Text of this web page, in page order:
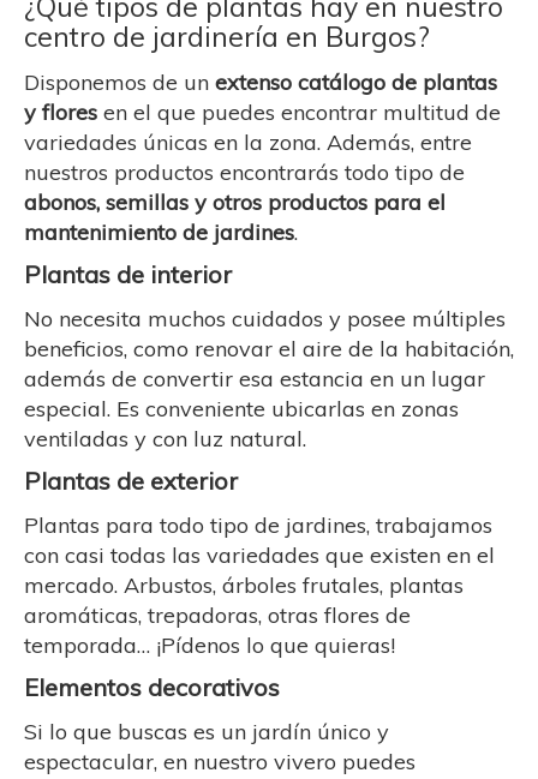
centro de jardinería en Burgos?
Disponemos de un extenso catálogo de plantas
y flores en el que puedes encontrar multitud de
variedades únicas en la zona. Además, entre
nuestros productos encontrarás todo tipo de
abonos, semillas y otros productos para el
mantenimiento de jardines.
Plantas de interior
No necesita muchos cuidados y posee múltiples
beneficios, como renovar el aire de la habitación,
además de convertir esa estancia en un lugar
especial. Es conveniente ubicarlas en zonas
ventiladas y con luz natural.
Plantas de exterior
Plantas para todo tipo de jardines, trabajamos
con casi todas las variedades que existen en el
mercado. Arbustos, árboles frutales, plantas
aromáticas, trepadoras, otras flores de
temporada… ¡Pídenos lo que quieras!
Elementos decorativos
Si lo que buscas es un jardín único y
espectacular, en nuestro vivero puedes